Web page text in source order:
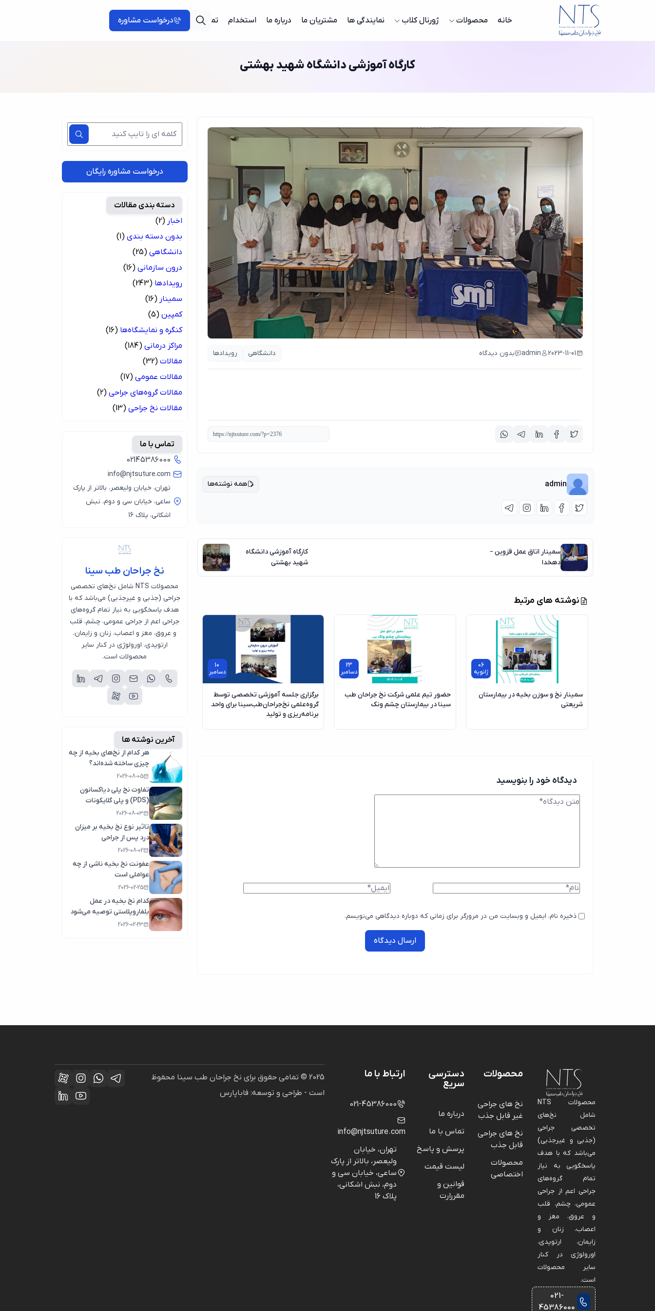
خانه محصولات ژورنال کلاب نمایندگی ها مشتریان ما درباره ما استخدام تماس با ما درخواست مشاوره
کارگاه آموزشی دانشگاه شهید بهشتی
2023-11-01
admin بدون دیدگاه دانشگاهی رویدادها
admin همه نوشته‌ها
سمینار اتاق عمل قزوین –
دهخدا
کارگاه آموزشی دانشگاه
شهید بهشتی
نوشته های مرتبط
06
ژانویه
سمینار نخ و سوزن بخیه در بیمارستان
شریعتی
23
دسامبر
حضور تیم علمی شرکت نخ جراحان طب
سینا در بیمارستان چشم ونک
10
دسامبر
برگزاری جلسه آموزشی تخصصی توسط
گروه‌علمی نخ‌جراحان‌طب‌سینا برای واحد
برنامه‌ریزی و تولید
دیدگاه خود را بنویسید
ذخیره نام، ایمیل و وبسایت من در مرورگر برای زمانی که دوباره دیدگاهی می‌نویسم.
ارسال دیدگاه
درخواست مشاوره رایگان
دسته بندی مقالات
اخبار (2)
بدون دسته بندی (1)
دانشگاهی (25)
درون سازمانی (16)
رویدادها (243)
سمینار (16)
کمپین (5)
کنگره و نمایشگاه‌ها (16)
مراکز درمانی (184)
مقالات (32)
مقالات عمومی (17)
مقالات گروه‌های جراحی (2)
مقالات نخ جراحی (13)
تماس با ما
02145386000
info@njtsuture.com
تهران، خیابان ولیعصر، بالاتر از پارک
ساعی، خیابان سی و دوم، نبش
اشکانی، پلاک 16
نخ جراحان طب سینا
محصولات NTS شامل نخ‌های تخصصی
جراحی (جذبی و غیرجذبی) می‌باشد که با
هدف پاسخگویی به نیاز تمام گروه‌های
جراحی اعم از جراحی عمومی، چشم، قلب
و عروق، مغز و اعصاب، زنان و زایمان،
ارتوپدی، اورولوژی در کنار سایر
محصولات است.
آخرین نوشته ها
هر کدام از نخ‌های بخیه از چه
چیزی ساخته شده‌اند؟
2026-08-05
تفاوت نخ پلی دیاکسانون
(PDS) و پلی گلایکونات
(مکسون)
2026-08-03
تاثیر نوع نخ بخیه بر میزان
درد پس از جراحی
2026-08-02
عفونت نخ بخیه ناشی از چه
عواملی است
2026-02-25
کدام نخ بخیه در عمل
بلفاروپلاستی توصیه می‌شود
2026-02-23
محصولات NTS
شامل نخ‌های
تخصصی جراحی
(جذبی و غیرجذبی)
می‌باشد که با هدف
پاسخگویی به نیاز
تمام گروه‌های
جراحی اعم از جراحی
عمومی، چشم، قلب
و عروق، مغز و
اعصاب، زنان و
زایمان، ارتوپدی،
اورولوژی در کنار
سایر محصولات
است.
021-
45386000
محصولات
نخ های جراحی
غیر قابل جذب
نخ های جراحی
قابل جذب
محصولات
اختصاصی
دسترسی
سریع
درباره ما
تماس با ما
پرسش و پاسخ
لیست قیمت
قوانین و
مقررارت
ارتباط با ما
021-45386000
info@njtsuture.com
تهران، خیابان
ولیعصر، بالاتر از پارک
ساعی، خیابان سی و
دوم، نبش اشکانی،
پلاک 16
2025 © تمامی حقوق برای نخ جراحان طب سینا محفوظ
است - طراحی و توسعه: فاباپارس